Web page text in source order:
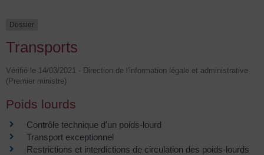
Dossier
Transports
Vérifié le 14/03/2021 - Direction de l'information légale et administrative
(Premier ministre)
Poids lourds
Contrôle technique d'un poids-lourd
Transport exceptionnel
Restrictions et interdictions de circulation des poids-lourds